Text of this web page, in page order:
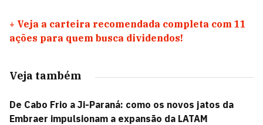
+ Veja a carteira recomendada completa com 11
ações para quem busca dividendos!
Veja também
De Cabo Frio a Ji-Paraná: como os novos jatos da
Embraer impulsionam a expansão da LATAM